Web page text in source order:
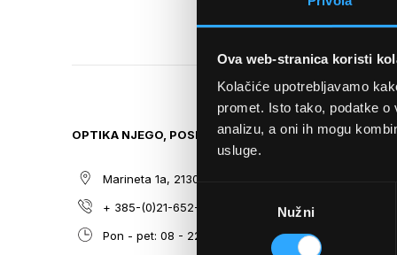
Ova web-stranica koristi
Kolačiće upotrebljavamo
promet. Isto tako, podatke
analizu, a oni ih mogu
usluge.
pristanka
Nužni
OF
GALLERY
OPTIKA NJEGO, POSLOVNICA 1
Marineta 1a, 21300 Makarska
+ 385-(0)21-652-102
Pon - pet: 08 - 22h,
SITEMAP